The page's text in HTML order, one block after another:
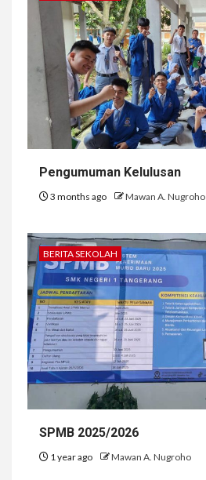
Pengumuman Kelulusan
3 months ago Mawan A. Nugroho
BERITA SEKOLAH
SPMB 2025/2026
1 year ago Mawan A. Nugroho